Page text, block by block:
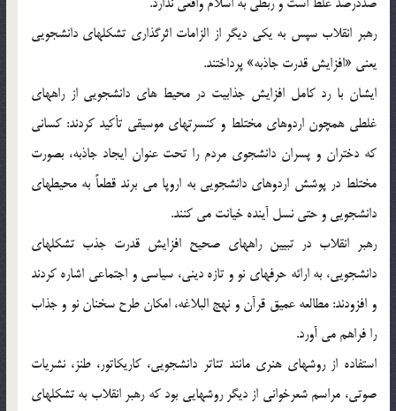
رهبر انقلاب سپس به یکی دیگر از الزامات اثرگذاری تشکلهای دانشجویی
یعنی «افزایش قدرت جاذبه» پرداختند.
ایشان با رد کامل افزایش جذابیت در محیط های دانشجویی از راههای
غلطی همچون اردوهای مختلط و کنسرتهای موسیقی تأکید کردند: کسانی
که دختران و پسران دانشجوی مردم را تحت عنوان ایجاد جاذبه، بصورت
مختلط در پوشش اردوهای دانشجویی به اروپا می برند قطعاً به محیطهای
دانشجویی و حتی نسل آینده خیانت می کنند.
رهبر انقلاب در تبیین راههای صحیح افزایش قدرت جذب تشکلهای
دانشجویی، به ارائه حرفهای نو و تازه دینی، سیاسی و اجتماعی اشاره کردند
و افزودند: مطالعه عمیق قرآن و نهج البلاغه، امکان طرح سخنان نو و جذاب
را فراهم می آورد.
استفاده از روشهای هنری مانند تئاتر دانشجویی، کاریکاتور، طنز، نشریات
صوتی، مراسم شعرخوانی از دیگر روشهایی بود که رهبر انقلاب به تشکلهای